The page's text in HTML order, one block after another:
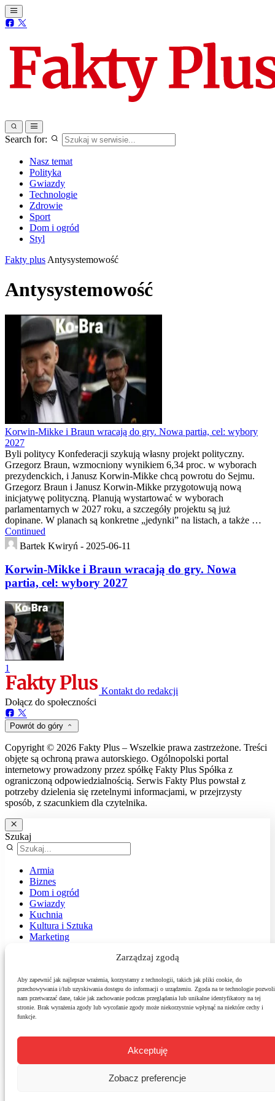
Zarządzaj zgodą
Aby zapewnić jak najlepsze wrażenia, korzystamy z technologii, takich jak pliki cookie, do
przechowywania i/lub uzyskiwania dostępu do informacji o urządzeniu. Zgoda na te technologie pozwoli
nam przetwarzać dane, takie jak zachowanie podczas przeglądania lub unikalne identyfikatory na tej
stronie. Brak wyrażenia zgody lub wycofanie zgody może niekorzystnie wpłynąć na niektóre cechy i
funkcje.
Akceptuję
Zobacz preferencje
Search for:
Nasz temat
Polityka
Gwiazdy
Technologie
Zdrowie
Sport
Dom i ogród
Styl
Fakty plus Antysystemowość
Antysystemowość
Korwin-Mikke i Braun wracają do gry. Nowa partia, cel: wybory
2027
Byli politycy Konfederacji szykują własny projekt polityczny.
Grzegorz Braun, wzmocniony wynikiem 6,34 proc. w wyborach
prezydenckich, i Janusz Korwin-Mikke chcą powrotu do Sejmu.
Grzegorz Braun i Janusz Korwin-Mikke przygotowują nową
inicjatywę polityczną. Planują wystartować w wyborach
parlamentarnych w 2027 roku, a szczegóły projektu są już
dopinane. W planach są konkretne „jedynki” na listach, a także …
Continued
Bartek Kwiryń - 2025-06-11
Korwin-Mikke i Braun wracają do gry. Nowa
partia, cel: wybory 2027
1
Kontakt do redakcji
Dołącz do społeczności
Powrót do góry
Copyright © 2026 Fakty Plus – Wszelkie prawa zastrzeżone. Treści
objęte są ochroną prawa autorskiego. Ogólnopolski portal
internetowy prowadzony przez spółkę Fakty Plus Spółka z
ograniczoną odpowiedzialnością. Serwis Fakty Plus powstał z
potrzeby dzielenia się rzetelnymi informacjami, w przejrzysty
sposób, z szacunkiem dla czytelnika.
Szukaj
Armia
Biznes
Dom i ogród
Gwiazdy
Kuchnia
Kultura i Sztuka
Marketing
Podróże
Polityka
Sport
Środowisko
Technologie